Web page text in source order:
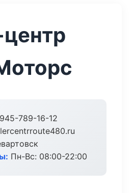
789-16-12
Пн-Вс: 08:00-22:00